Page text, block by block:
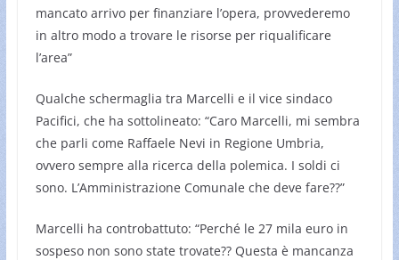
mancato arrivo per finanziare l’opera, provvederemo
in altro modo a trovare le risorse per riqualificare
l’area”
Qualche schermaglia tra Marcelli e il vice sindaco
Pacifici, che ha sottolineato: “Caro Marcelli, mi sembra
che parli come Raffaele Nevi in Regione Umbria,
ovvero sempre alla ricerca della polemica. I soldi ci
sono. L’Amministrazione Comunale che deve fare??”
Marcelli ha controbattuto: “Perché le 27 mila euro in
sospeso non sono state trovate?? Questa è mancanza